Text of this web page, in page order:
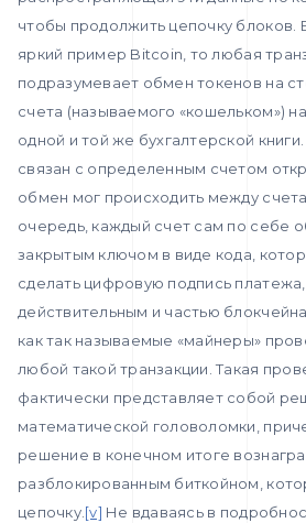
чтобы продолжить цепочку блоков.
яркий пример Bitcoin, то любая
подразумевает обмен токенов на
счета (называемого «кошельком»)
одной и той же бухгалтерской
связан с определенным счетом
обмен мог происходить между
очередь, каждый счет сам по себе
закрытым ключом в виде кода,
сделать цифровую подпись
действительным и частью
как так называемые «майнеры»
любой такой транзакции. Такая
фактически представляет собой
математической головоломки,
решение в конечном итоге
разблокированным биткойном,
цепочку. [v] Не вдаваясь в